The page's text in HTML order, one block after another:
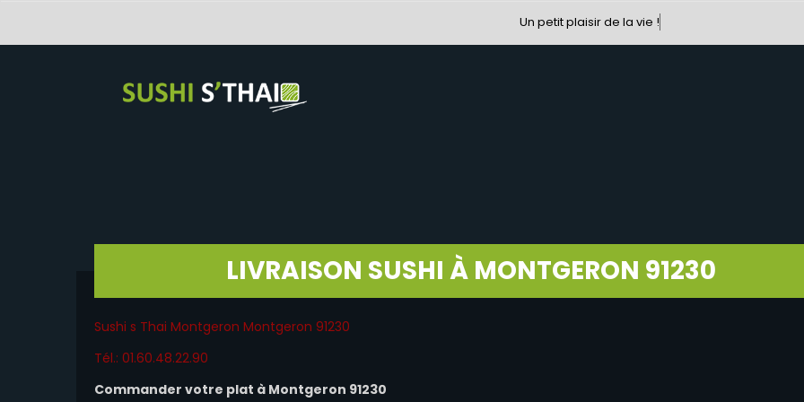
Un petit plaisir de la vie !
LIVRAISON SUSHI À MONTGERON 91230
Sushi s Thai Montgeron Montgeron 91230
Tél.: 01.60.48.22.90
Commander votre plat à Montgeron 91230